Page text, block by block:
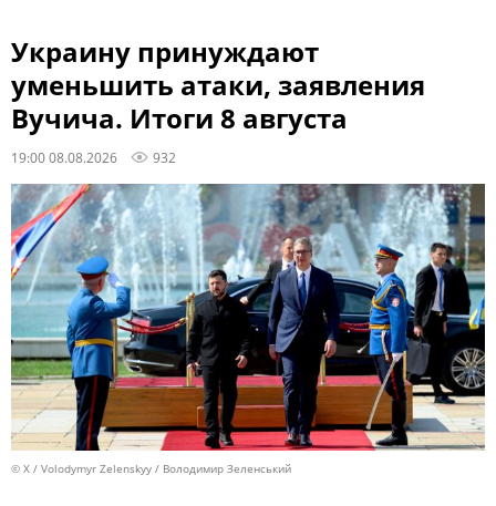
Украину принуждают
уменьшить атаки, заявления
Вучича. Итоги 8 августа
19:00 08.08.2026 932
© X / Volodymyr Zelenskyy / Володимир Зеленський